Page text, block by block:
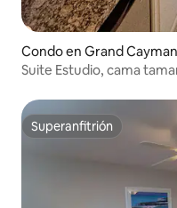
Condo en Grand Cayman
Suite Estudio, cama
Superanfitrión
Superanfitrión